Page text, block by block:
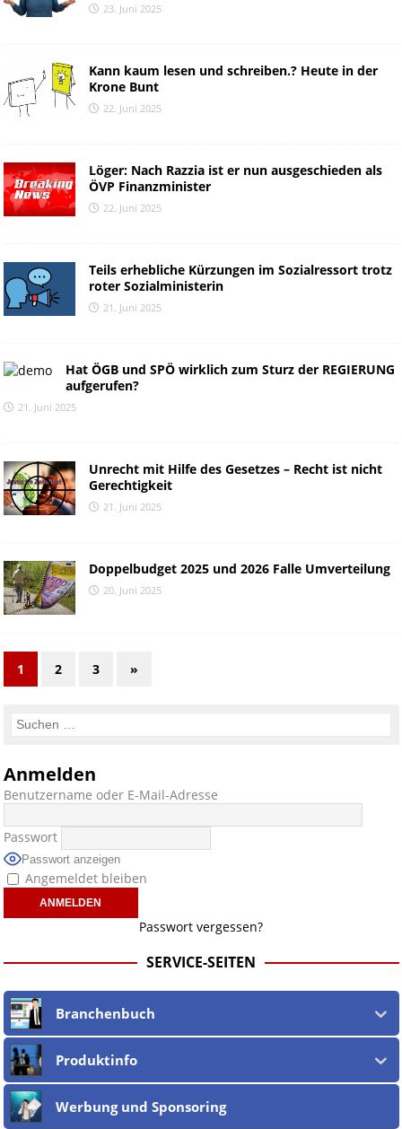
23. Juni 2025
Kann kaum lesen und schreiben.? Heute in der
Krone Bunt
22. Juni 2025
Löger: Nach Razzia ist er nun ausgeschieden als
ÖVP Finanzminister
22. Juni 2025
Teils erhebliche Kürzungen im Sozialressort trotz
roter Sozialministerin
21. Juni 2025
Hat ÖGB und SPÖ wirklich zum Sturz der REGIERUNG
aufgerufen?
21. Juni 2025
Unrecht mit Hilfe des Gesetzes – Recht ist nicht
Gerechtigkeit
21. Juni 2025
Doppelbudget 2025 und 2026 Falle Umverteilung
20. Juni 2025
1 2 3 »
Anmelden
Benutzername oder E-Mail-Adresse
Passwort
Passwort anzeigen
Angemeldet bleiben
Passwort vergessen?
SERVICE-SEITEN
Branchenbuch
Produktinfo
Werbung und Sponsoring